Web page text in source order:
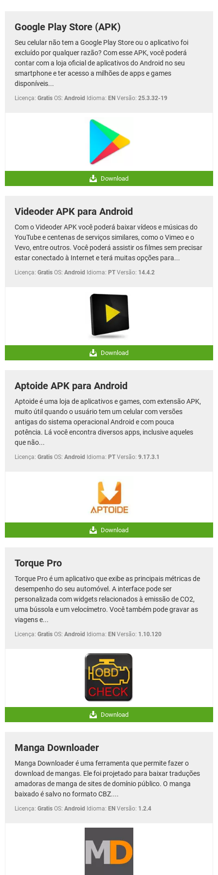
Google Play Store (APK)
Seu celular não tem a Google Play Store ou o aplicativo foi
excluído por qualquer razão? Com esse APK, você poderá
contar com a loja oficial de aplicativos do Android no seu
smartphone e ter acesso a milhões de apps e games
disponíveis...
Licença: Gratis OS: Android Idioma: EN Versão: 25.3.32-19
Download
Videoder APK para Android
Com o Videoder APK você poderá baixar vídeos e músicas do
YouTube e centenas de serviços similares, como o Vimeo e o
Vevo, entre outros. Você poderá assistir os filmes sem precisar
estar conectado à Internet e terá muitas opções para...
Licença: Gratis OS: Android Idioma: PT Versão: 14.4.2
Download
Aptoide APK para Android
Aptoide é uma loja de aplicativos e games, com extensão APK,
muito útil quando o usuário tem um celular com versões
antigas do sistema operacional Android e com pouca
potência. Lá você encontra diversos apps, inclusive aqueles
que não...
Licença: Gratis OS: Android Idioma: PT Versão: 9.17.3.1
Download
Torque Pro
Torque Pro é um aplicativo que exibe as principais métricas de
desempenho do seu automóvel. A interface pode ser
personalizada com widgets relacionados à emissão de CO2,
uma bússola e um velocímetro. Você também pode gravar as
viagens e...
Licença: Gratis OS: Android Idioma: EN Versão: 1.10.120
Download
Manga Downloader
Manga Downloader é uma ferramenta que permite fazer o
download de mangas. Ele foi projetado para baixar traduções
amadoras de manga de sites de domínio público. O manga
baixado é salvo no formato CBZ....
Licença: Gratis OS: Android Idioma: EN Versão: 1.2.4